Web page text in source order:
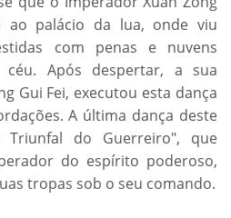
ao palácio da lua, onde viu
com penas e nuvens
Após despertar, a sua
Gui Fei, executou esta dança
A última dança deste
Triunfal do Guerreiro", que
do espírito poderoso,
tropas sob o seu comando.